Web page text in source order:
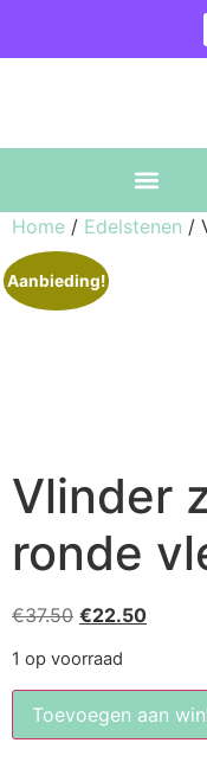
Home / Edelstenen /
Aanbieding!
Vlinder
ronde
€37.50 €22.50
1 op voorraad
Toevoegen aan